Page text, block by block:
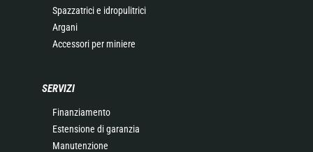
Spazzatrici e idropulitrici
Argani
Accessori per miniere
SERVIZI
Finanziamento
Estensione di garanzia
Manutenzione